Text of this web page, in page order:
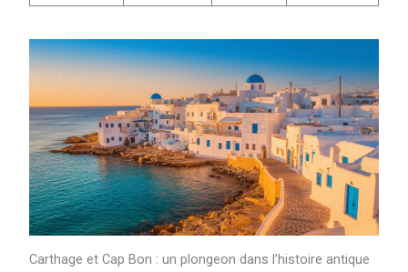
Carthage et Cap Bon : un plongeon dans l’histoire antique